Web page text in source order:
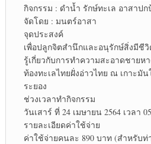
กิจกรรม : ดำน้ำ รักษ์ทะเล อาสาป
จัดโดย : มนตร์อาสา
จุดประสงค์
เพื่อปลูกจิตสำนึกและอนุรักษ์สิ่งมีชี
รู้เกี่ยวกับการทำความสะอาดชาย
ท้องทะเลไทยฝั่งอ่าวไทย ณ เกาะมั
ระยอง
ช่วงเวลาทำกิจกรรม
วันเสาร์ ที่ 24 เมษายน 2564 เวลา
รายละเอียดค่าใช้จ่าย
ค่าใช้จ่ายคนละ 890 บาท (สำหรับ